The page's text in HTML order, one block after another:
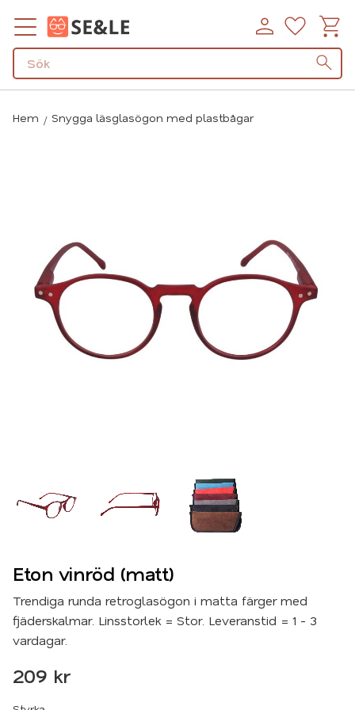
Meny
Hem Snygga läsglasögon med plastbågar
Eton vinröd (matt)
Trendiga runda retroglasögon i matta färger med
fjäderskalmar. Linsstorlek = Stor. Leveranstid = 1 - 3
vardagar.
209 kr